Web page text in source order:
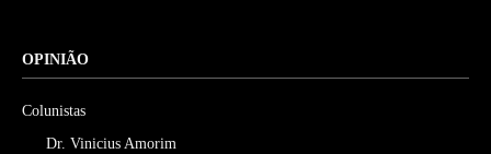
OPINIÃO
Colunistas
Dr. Vinicius Amorim